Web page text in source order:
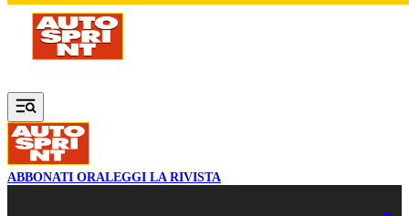
Vai al contenuto principale
ABBONATI ORALEGGI LA RIVISTA